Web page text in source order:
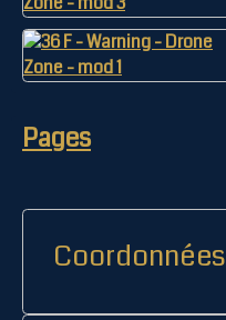
Pages
Coordonnées